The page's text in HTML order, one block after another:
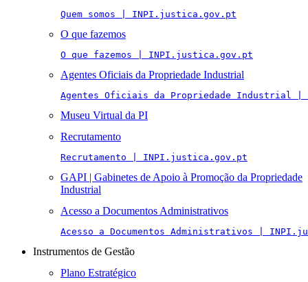
Quem somos | INPI.justica.gov.pt
O que fazemos
O que fazemos | INPI.justica.gov.pt
Agentes Oficiais da Propriedade Industrial
Agentes Oficiais da Propriedade Industrial
Museu Virtual da PI
Recrutamento
Recrutamento | INPI.justica.gov.pt
GAPI | Gabinetes de Apoio à Promoção da Propriedade
Industrial
Acesso a Documentos Administrativos
Acesso a Documentos Administrativos |
Instrumentos de Gestão
Plano Estratégico